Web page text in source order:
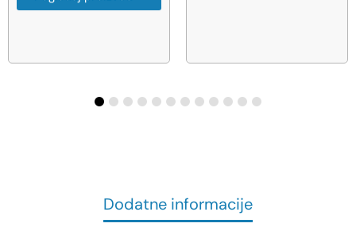
Dodatne informacije